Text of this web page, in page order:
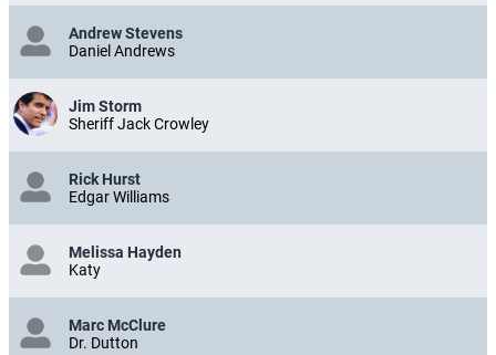
Andrew Stevens
Daniel Andrews
Jim Storm
Sheriff Jack Crowley
Rick Hurst
Edgar Williams
Melissa Hayden
Katy
Marc McClure
Dr. Dutton